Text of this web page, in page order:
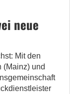
neue
Mit den
(Mainz) und